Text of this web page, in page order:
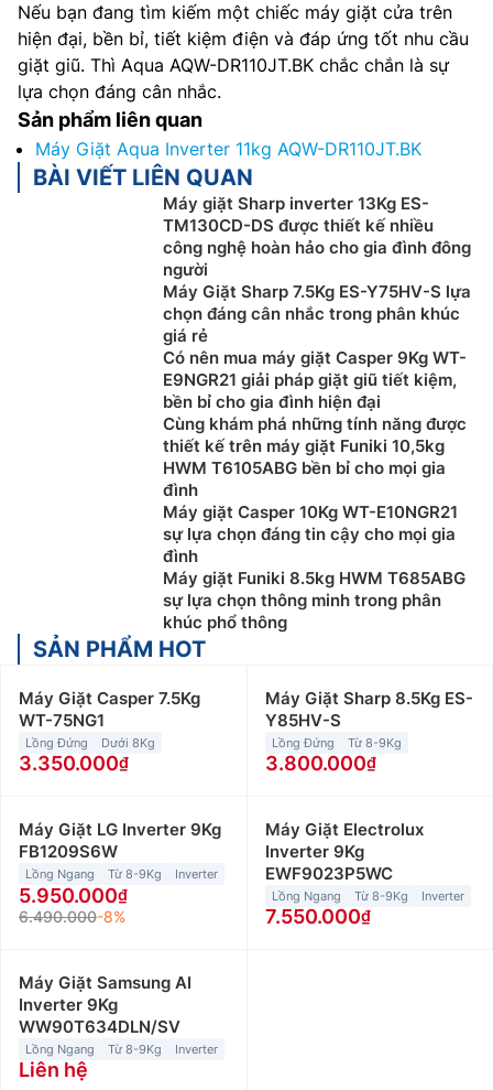
Nếu bạn đang tìm kiếm một chiếc máy giặt cửa trên
hiện đại, bền bỉ, tiết kiệm điện và đáp ứng tốt nhu cầu
giặt giũ. Thì Aqua AQW-DR110JT.BK chắc chắn là sự
lựa chọn đáng cân nhắc.
Sản phẩm liên quan
Máy Giặt Aqua Inverter 11kg AQW-DR110JT.BK
BÀI VIẾT LIÊN QUAN
Máy giặt Sharp inverter 13Kg ES-
TM130CD-DS được thiết kế nhiều
công nghệ hoàn hảo cho gia đình đông
người
Máy Giặt Sharp 7.5Kg ES-Y75HV-S lựa
chọn đáng cân nhắc trong phân khúc
giá rẻ
Có nên mua máy giặt Casper 9Kg WT-
E9NGR21 giải pháp giặt giũ tiết kiệm,
bền bỉ cho gia đình hiện đại
Cùng khám phá những tính năng được
thiết kế trên máy giặt Funiki 10,5kg
HWM T6105ABG bền bỉ cho mọi gia
đình
Máy giặt Casper 10Kg WT-E10NGR21
sự lựa chọn đáng tin cậy cho mọi gia
đình
Máy giặt Funiki 8.5kg HWM T685ABG
sự lựa chọn thông minh trong phân
khúc phổ thông
SẢN PHẨM HOT
Máy Giặt Casper 7.5Kg
WT-75NG1
Lồng Đứng Dưới 8Kg
3.350.000
Máy Giặt Sharp 8.5Kg ES-
Y85HV-S
Lồng Đứng Từ 8-9Kg
3.800.000
Máy Giặt LG Inverter 9Kg
FB1209S6W
Lồng Ngang Từ 8-9Kg Inverter
5.950.000
6.490.000-8%
Máy Giặt Electrolux
Inverter 9Kg
EWF9023P5WC
Lồng Ngang Từ 8-9Kg Inverter
7.550.000
Máy Giặt Samsung AI
Inverter 9Kg
WW90T634DLN/SV
Lồng Ngang Từ 8-9Kg Inverter
Liên hệ